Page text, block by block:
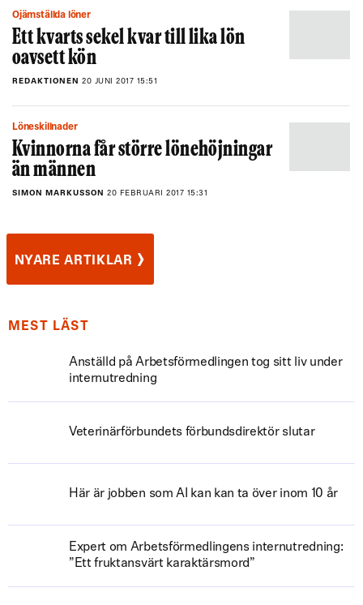
Ojämställda löner
Ett kvarts sekel kvar till lika lön
oavsett kön
REDAKTIONEN 20 JUNI 2017 15:51
Löneskillnader
Kvinnorna får större lönehöjningar
än männen
SIMON MARKUSSON 20 FEBRUARI 2017 15:31
NYARE ARTIKLAR ›
MEST LÄST
Anställd på Arbetsförmedlingen tog sitt liv under
internutredning
Veterinärförbundets förbundsdirektör slutar
Här är jobben som AI kan kan ta över inom 10 år
Expert om Arbetsförmedlingens internutredning:
”Ett fruktansvärt karaktärsmord”